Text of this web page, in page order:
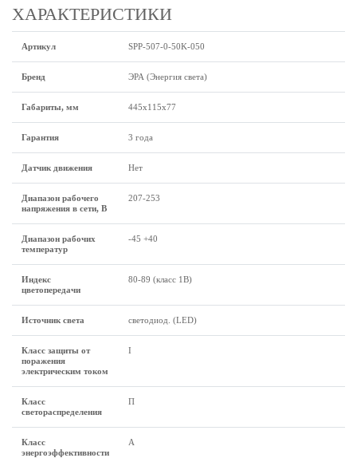
ХАРАКТЕРИСТИКИ
Артикул SPP-507-0-50K-050
Бренд ЭРА (Энергия света)
Габариты, мм 445х115х77
Гарантия 3 года
Датчик движения Нет
Диапазон рабочего
напряжения в сети, В
207-253
Диапазон рабочих
температур
-45 +40
Индекс
цветопередачи
80-89 (класс 1B)
Источник света светодиод. (LED)
Класс защиты от
поражения
электрическим током
I
Класс
светораспределения
П
Класс
энергоэффективности
А